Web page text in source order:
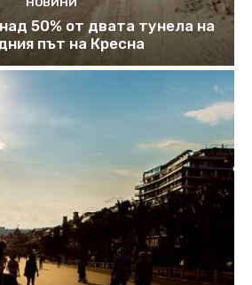
50% от двата тунела на
път на Кресна